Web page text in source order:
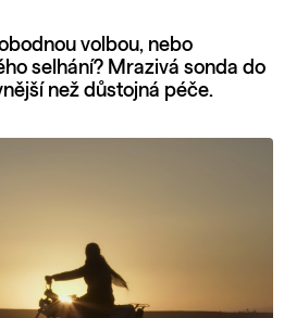
volbou, nebo
selhání? Mrazivá sonda do
než důstojná péče.